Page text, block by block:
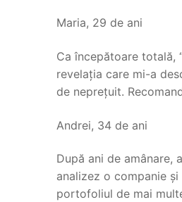
Maria, 29 de ani
Ca începătoare totală,
revelația care mi-a
de neprețuit.
Andrei, 34 de ani
După ani de amânare,
analizez o companie
portofoliul de mai